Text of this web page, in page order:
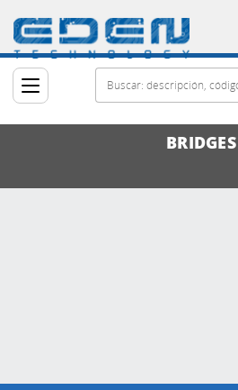
BRIDGES